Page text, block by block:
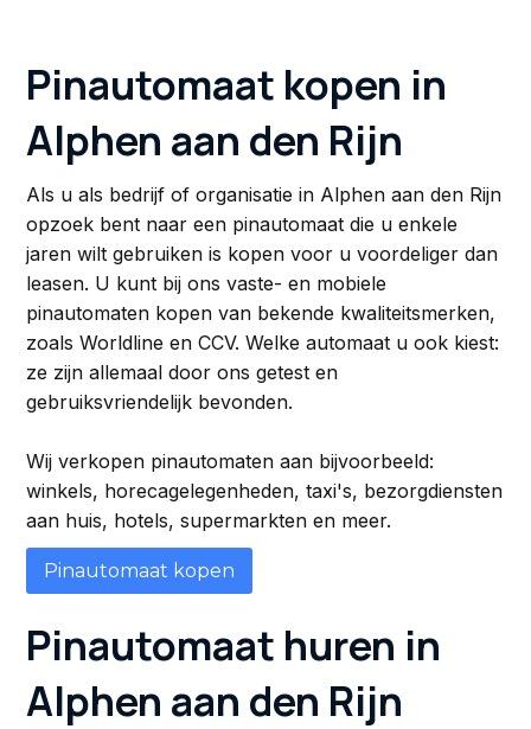
Pinautomaat kopen in
Alphen aan den Rijn
Als u als bedrijf of organisatie in Alphen aan den Rijn
opzoek bent naar een pinautomaat die u enkele
jaren wilt gebruiken is kopen voor u voordeliger dan
leasen. U kunt bij ons vaste- en mobiele
pinautomaten kopen van bekende kwaliteitsmerken,
zoals Worldline en CCV. Welke automaat u ook kiest:
ze zijn allemaal door ons getest en
gebruiksvriendelijk bevonden.
Wij verkopen pinautomaten aan bijvoorbeeld:
winkels, horecagelegenheden, taxi's, bezorgdiensten
aan huis, hotels, supermarkten en meer.
Pinautomaat kopen
Pinautomaat huren in
Alphen aan den Rijn